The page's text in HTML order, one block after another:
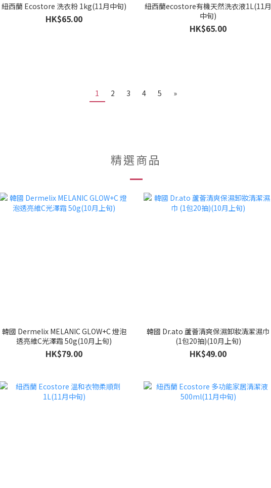
紐西蘭 Ecostore 洗衣粉 1kg(11月中旬)
HK$65.00
紐西蘭ecostore有機天然洗衣液1L(11月
中旬)
HK$65.00
1 2 3 4 5 »
精選商品
韓國 Dermelix MELANIC GLOW+C 燈泡
透亮維C光澤霜 50g(10月上旬)
HK$79.00
韓國 Dr.ato 蘆薈清爽保濕卸妝清潔濕巾
(1包20抽)(10月上旬)
HK$49.00